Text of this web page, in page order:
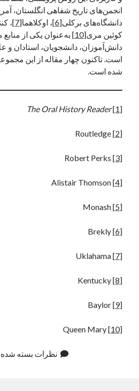
انجمن‌های تاریخ شفاهی انگلستان،
دانشگاه‌های برکلی[6] ، اوکلاهما[7] ،
کوئین‌ مری[10]
به‌عنوان یکی از
دانش‌آموزان، دانشجویان، استادان و
است. تاکنون چهار مقاله از این
شده است.
[1]
The Oral History Reader
[2]
Routledge
[3]
[4]
Alistair Thomson
[5]
Monash
[6]
Brekly
[7]
Uklahama
[8]
Kentucky
[9]
Baylor
[10]
Queen Mary
نظرات بسته